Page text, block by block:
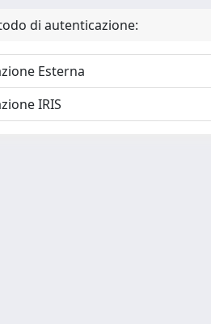
di autenticazione:
Esterna
IRIS